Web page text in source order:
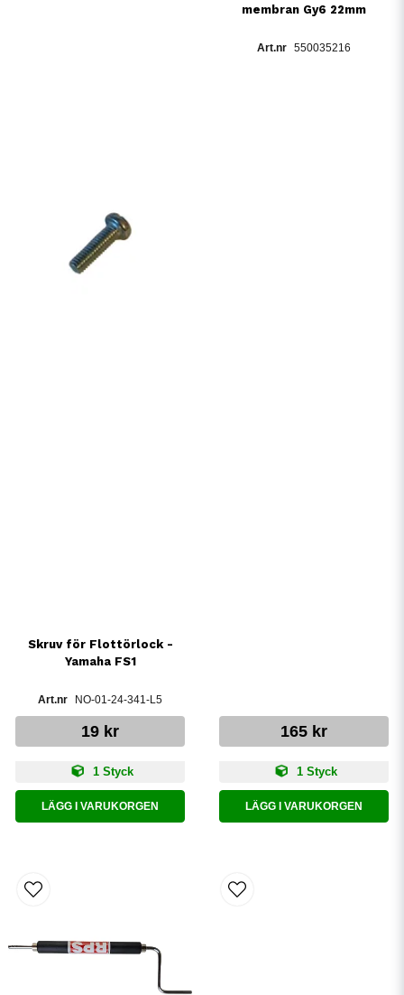
Skruv för Flottörlock -
Yamaha FS1
NO-01-24-341-L5
19 kr
1 Styck
LÄGG I VARUKORGEN
membran Gy6 22mm
550035216
165 kr
1 Styck
LÄGG I VARUKORGEN